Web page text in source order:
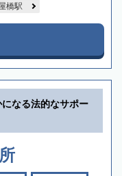
橋駅
になる法的なサポー